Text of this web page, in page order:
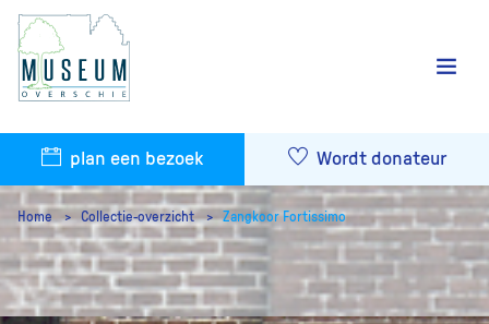
plan een bezoek Wordt donateur
Home Collectie-overzicht Zangkoor Fortissimo